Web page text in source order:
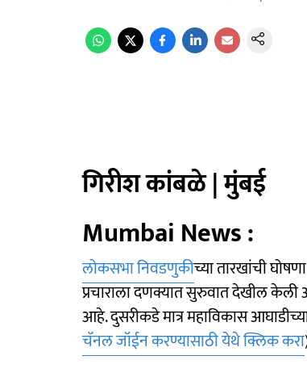
गिरीश कांबळे | मुंबई
Mumbai News :
लोकसभा निवडणुकीच्या तारखांची
प्रचाराला दणक्यात सुरुवात देखील
आहे. दुसरीकडे मात्र महाविकास
चॅनल जॉईन करण्यासाठी येथे क्लिक करा